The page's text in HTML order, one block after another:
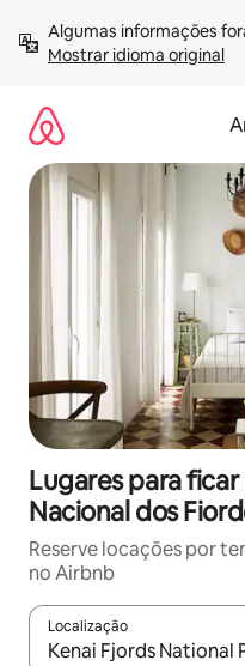
para
Mostrar idioma original
Lugares para
Nacional dos
Reserve locações por
no Airbnb
Localização
Quando os resultados